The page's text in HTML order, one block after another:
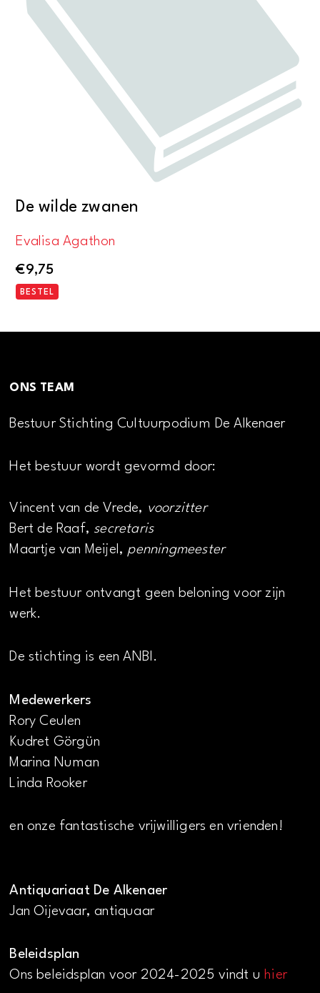
De wilde zwanen
Evalisa Agathon
€9,75
BESTEL
ONS TEAM
Bestuur Stichting Cultuurpodium De Alkenaer
Het bestuur wordt gevormd door:
Vincent van de Vrede, voorzitter
Bert de Raaf, secretaris
Maartje van Meijel, penningmeester
Het bestuur ontvangt geen beloning voor zijn
werk.
De stichting is een ANBI.
Medewerkers
Rory Ceulen
Kudret Görgün
Marina Numan
Linda Rooker
en onze fantastische vrijwilligers en vrienden!
Antiquariaat De Alkenaer
Jan Oijevaar, antiquaar
Beleidsplan
Ons beleidsplan voor 2024-2025 vindt uhier